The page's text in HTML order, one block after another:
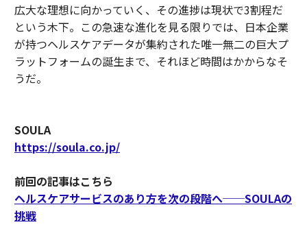
広大な理想に向かっていく、その進捗は現状で3割程だ
という木下。この急速な進化を見る限りでは、日本企業
が持つヘルスケアデータが集約された唯一無二の巨大プ
ラットフォームの誕生まで、それほど時間はかからなそ
うだ。
SOULA
https://soula.co.jp/
前回の記事はこちら
ヘルスケアサービスのあり方を次の段階へ──SOULAの
挑戦